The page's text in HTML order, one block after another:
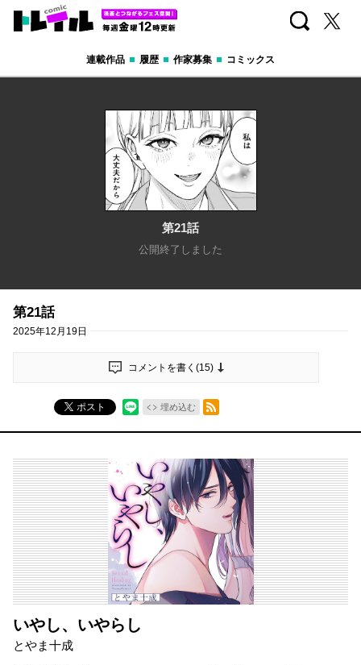
コミックトレイルあなたの心にほどよく刺さる 毎週金曜12時更新
連載作品 履歴 作家募集 コミックス
検索
第21話
公開終了しました
第21話
2025年12月19日
コメントを書く(15)
ポスト 埋め込む
RSSフィード
いやし、いやらし
とやま十成